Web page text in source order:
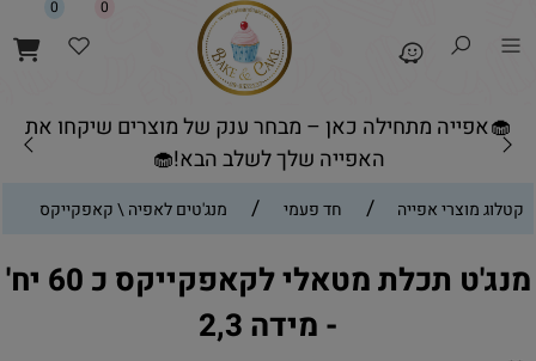
🧁אפייה מתחילה כאן – מבחר ענק של מוצרים שיקחו את
האפייה שלך לשלב הבא!🧁
0 0
קטלוג מוצרי אפייה / חד פעמי / מנג'טים לאפיה \ קאפקייקס
מנג'ט תכלת מטאלי לקאפקייקס כ 60 יח'
- מידה 2,3